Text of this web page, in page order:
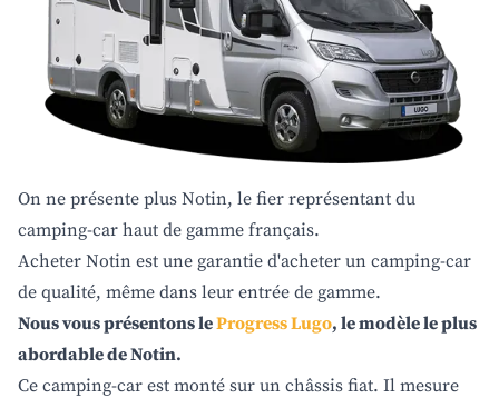
On ne présente plus Notin, le fier représentant du
camping-car haut de gamme français.
Acheter Notin est une garantie d'acheter un camping-car
de qualité, même dans leur entrée de gamme.
Nous vous présentons leProgress Lugo, le modèle le plus
abordable de Notin.
Ce camping-car est monté sur un châssis fiat. Il mesure